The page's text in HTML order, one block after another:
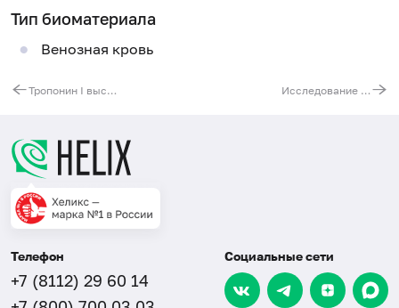
Тип биоматериала
Венозная кровь
Тропонин I высокочувствительный Исследование активности протеазы фактора фон Виллебрандта (ADAMTS-13)
Телефон
+7 (8112) 29 60 14
Социальные сети